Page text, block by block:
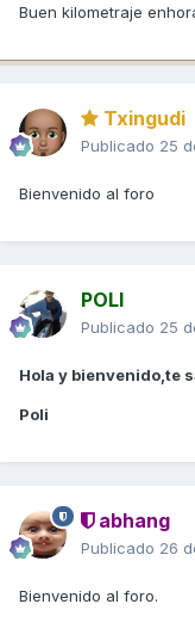
Buen kilometraje
Txingudi
Publicado 25
Bienvenido al foro
POLI
Publicado 25
Hola y bienvenido,te
Poli
abhang
Publicado 26
Bienvenido al foro.